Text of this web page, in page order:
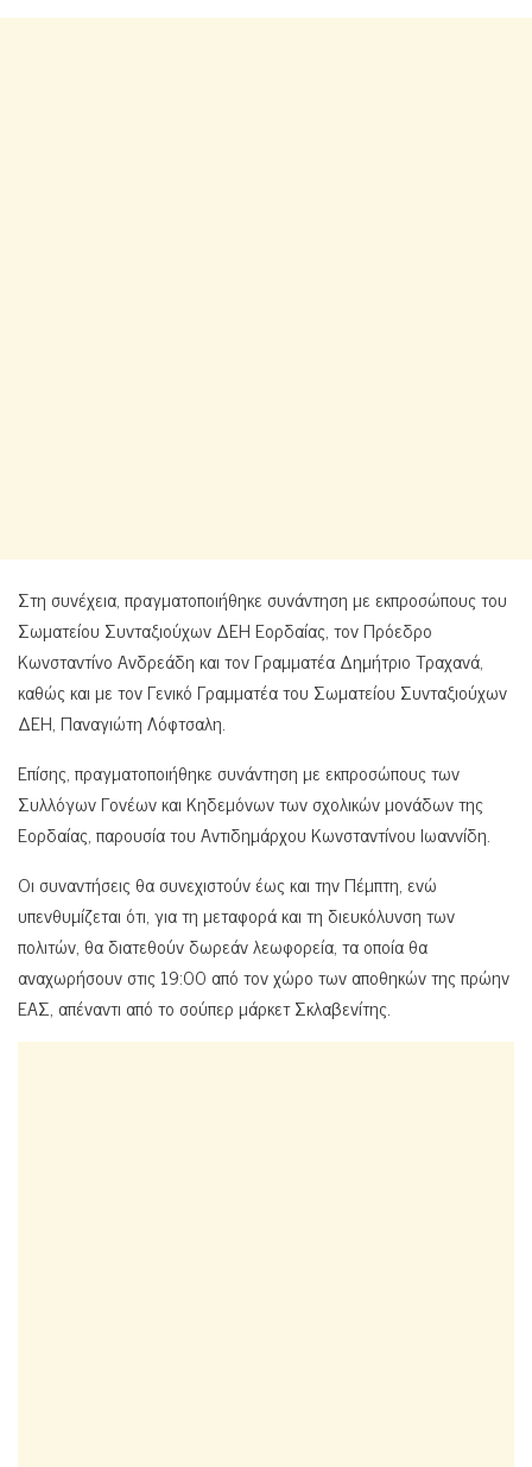
Στη συνέχεια, πραγματοποιήθηκε συνάντηση με εκπροσώπους του
Σωματείου Συνταξιούχων ΔΕΗ Εορδαίας, τον Πρόεδρο
Κωνσταντίνο Ανδρεάδη και τον Γραμματέα Δημήτριο Τραχανά,
καθώς και με τον Γενικό Γραμματέα του Σωματείου Συνταξιούχων
ΔΕΗ, Παναγιώτη Λόφτσαλη.
Επίσης, πραγματοποιήθηκε συνάντηση με εκπροσώπους των
Συλλόγων Γονέων και Κηδεμόνων των σχολικών μονάδων της
Εορδαίας, παρουσία του Αντιδημάρχου Κωνσταντίνου Ιωαννίδη.
Οι συναντήσεις θα συνεχιστούν έως και την Πέμπτη, ενώ
υπενθυμίζεται ότι, για τη μεταφορά και τη διευκόλυνση των
πολιτών, θα διατεθούν δωρεάν λεωφορεία, τα οποία θα
αναχωρήσουν στις 19:00 από τον χώρο των αποθηκών της πρώην
ΕΑΣ, απέναντι από το σούπερ μάρκετ Σκλαβενίτης.